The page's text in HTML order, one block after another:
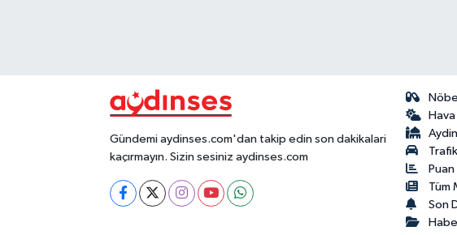
Gündemi aydinses.com'dan takip edin son dakikalari
kaçırmayın. Sizin sesiniz aydinses.com
Tüm
Son